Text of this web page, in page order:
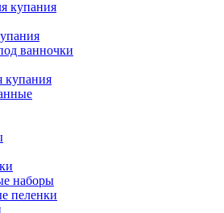
купания
ванночки
купания
наборы
пеленки